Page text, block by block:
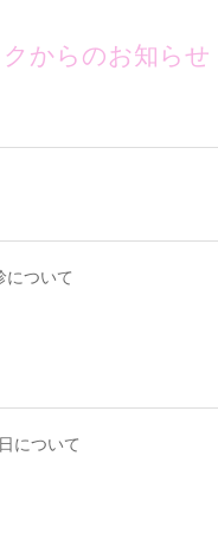
からのお知らせ
について
について